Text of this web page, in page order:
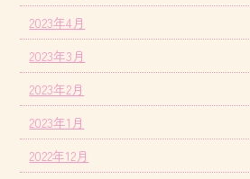
2023年4月
2023年3月
2023年2月
2023年1月
2022年12月